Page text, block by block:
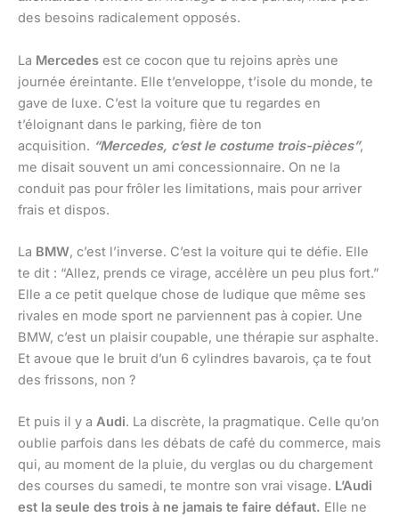
des besoins radicalement opposés.
La Mercedes est ce cocon que tu rejoins après une
journée éreintante. Elle t’enveloppe, t’isole du monde, te
gave de luxe. C’est la voiture que tu regardes en
t’éloignant dans le parking, fière de ton
acquisition. “Mercedes, c’est le costume trois-pièces”,
me disait souvent un ami concessionnaire. On ne la
conduit pas pour frôler les limitations, mais pour arriver
frais et dispos.
La BMW, c’est l’inverse. C’est la voiture qui te défie. Elle
te dit : “Allez, prends ce virage, accélère un peu plus fort.”
Elle a ce petit quelque chose de ludique que même ses
rivales en mode sport ne parviennent pas à copier. Une
BMW, c’est un plaisir coupable, une thérapie sur asphalte.
Et avoue que le bruit d’un 6 cylindres bavarois, ça te fout
des frissons, non ?
Et puis il y a Audi. La discrète, la pragmatique. Celle qu’on
oublie parfois dans les débats de café du commerce, mais
qui, au moment de la pluie, du verglas ou du chargement
des courses du samedi, te montre son vrai visage. L’Audi
est la seule des trois à ne jamais te faire défaut. Elle ne